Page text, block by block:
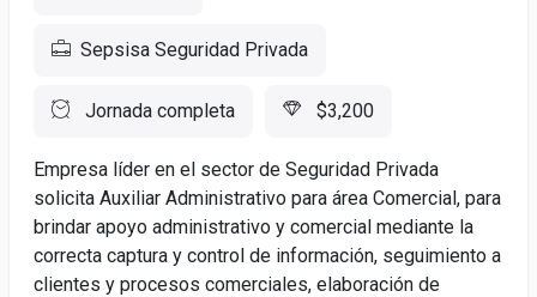
Sepsisa Seguridad Privada
Jornada completa $3,200
Empresa líder en el sector de Seguridad Privada
solicita Auxiliar Administrativo para área Comercial, para
brindar apoyo administrativo y comercial mediante la
correcta captura y control de información, seguimiento a
clientes y procesos comerciales, elaboración de